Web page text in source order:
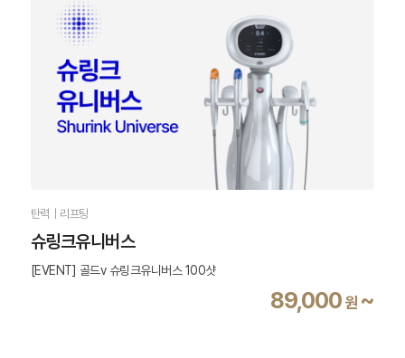
탄력｜리프팅
슈링크유니버스
[EVENT] 골드v 슈링크유니버스 100샷
89,000 원 ~